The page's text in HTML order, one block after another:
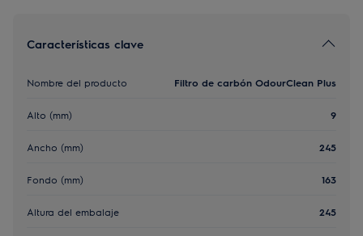
Características clave
Nombre del producto Filtro de carbón OdourClean Plus
Alto (mm) 9
Ancho (mm) 245
Fondo (mm) 163
Altura del embalaje 245